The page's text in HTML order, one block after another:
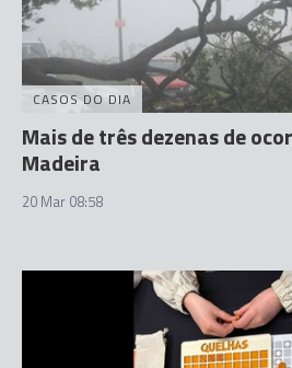
CASOS DO DIA
Mais de três dezenas de
Madeira
20 Mar 08:58